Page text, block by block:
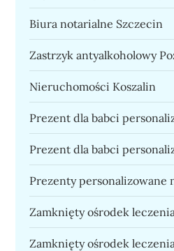
Biura notarialne Szczecin
Zastrzyk antyalkoholowy
Nieruchomości Koszalin
Prezent dla babci
Prezent dla babci
Prezenty personalizowane
Zamknięty ośrodek
Zamknięty ośrodek